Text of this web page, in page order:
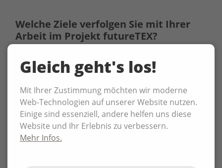
Welche Ziele verfolgen Sie mit Ihrer
Arbeit im Projekt futureTEX?
Herstellung eben dieser endkonturnahen,
belastungs- und prozessgerechten
Textilstrukturen entwickelt werden. Der Ansatz war
diese unter anderem durch lokale Verstärkungen
und gestufte Wanddickenübergänge zu realisieren.
Unsere Ziele bedingen natürlich auch eine
Gleich geht's los!
Mit Ihrer Zustimmung möchten wir moderne
Web-Technologien auf unserer Website nutzen.
Einige sind essenziell, andere helfen uns diese
Website und Ihr Erlebnis zu verbessern.
Mehr Infos.